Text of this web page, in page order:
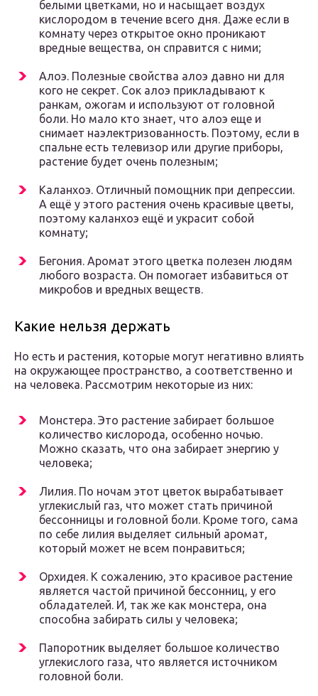
белыми цветками, но и насыщает воздух
кислородом в течение всего дня. Даже если в
комнату через открытое окно проникают
вредные вещества, он справится с ними;
Алоэ. Полезные свойства алоэ давно ни для
кого не секрет. Сок алоэ прикладывают к
ранкам, ожогам и используют от головной
боли. Но мало кто знает, что алоэ еще и
снимает наэлектризованность. Поэтому, если в
спальне есть телевизор или другие приборы,
растение будет очень полезным;
Каланхоэ. Отличный помощник при депрессии.
А ещё у этого растения очень красивые цветы,
поэтому каланхоэ ещё и украсит собой
комнату;
Бегония. Аромат этого цветка полезен людям
любого возраста. Он помогает избавиться от
микробов и вредных веществ.
Какие нельзя держать
Но есть и растения, которые могут негативно влиять
на окружающее пространство, а соответственно и
на человека. Рассмотрим некоторые из них:
Монстера. Это растение забирает большое
количество кислорода, особенно ночью.
Можно сказать, что она забирает энергию у
человека;
Лилия. По ночам этот цветок вырабатывает
углекислый газ, что может стать причиной
бессонницы и головной боли. Кроме того, сама
по себе лилия выделяет сильный аромат,
который может не всем понравиться;
Орхидея. К сожалению, это красивое растение
является частой причиной бессонниц, у его
обладателей. И, так же как монстера, она
способна забирать силы у человека;
Папоротник выделяет большое количество
углекислого газа, что является источником
головной боли.